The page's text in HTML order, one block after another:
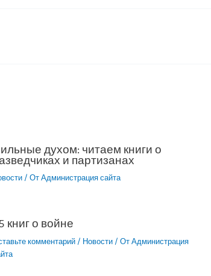
духом: читаем книги о
и партизанах
/ От Администрация сайта
книг о войне
комментарий / Новости/ От Администрация